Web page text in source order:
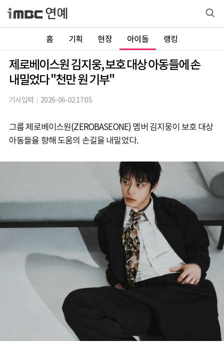
홈 기획 현장 아이돌 랭킹
제로베이스원 김지웅, 보호 대상 아동들에 손
내밀었다 "천만 원 기부"
기사입력 2026-06-02 17:05
그룹 제로베이스원(ZEROBASEONE) 멤버 김지웅이 보호 대상
아동들을 향해 도움의 손길을 내밀었다.